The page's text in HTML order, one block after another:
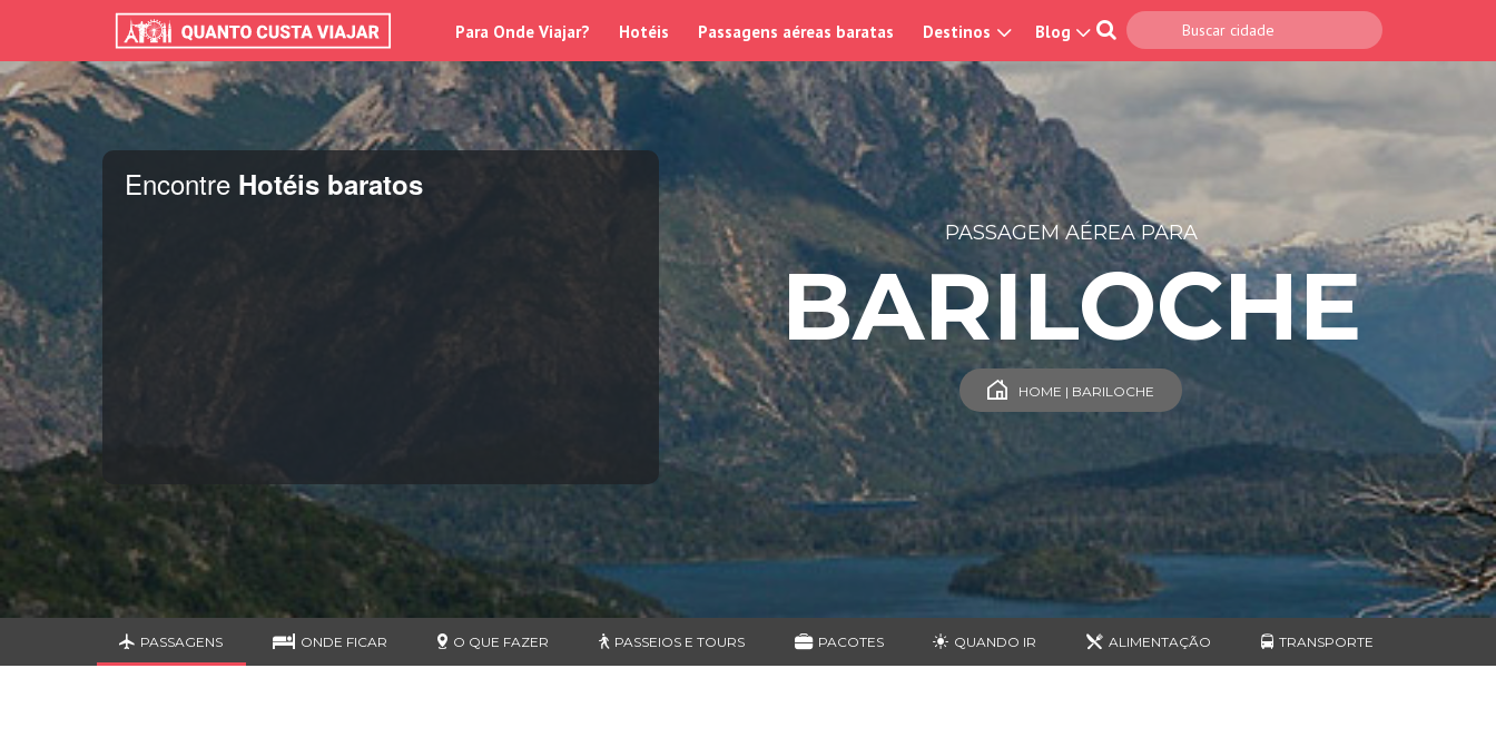
Para Onde Viajar? Hotéis Passagens aéreas baratas Destinos Blog
Encontre Hotéis baratos
PASSAGEM AÉREA PARA
BARILOCHE
HOME | BARILOCHE
PASSAGENS ONDE FICAR O QUE FAZER PASSEIOS E TOURS PACOTES QUANDO IR ALIMENTAÇÃO TRANSPORTE